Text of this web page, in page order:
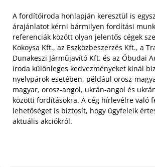
A fordítóiroda honlapján keresztül is
árajánlatot kérni bármilyen fordítási
referenciák között olyan jelentős cégek
Kokoysa Kft., az Eszközbeszerzés Kft., a
Dunakeszi Járműjavító Kft. és az Óbudai
iroda különleges kedvezményeket kínál
nyelvpárok esetében, például orosz-
magyar, orosz-angol, ukrán-angol és
közötti fordításokra. A cég hírlevélre való
lehetőséget is biztosít, hogy ügyfeleik
aktuális akciókról.